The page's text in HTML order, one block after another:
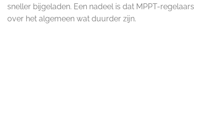
sneller bijgeladen. Een nadeel is dat MPPT-regelaars
over het algemeen wat duurder zijn.